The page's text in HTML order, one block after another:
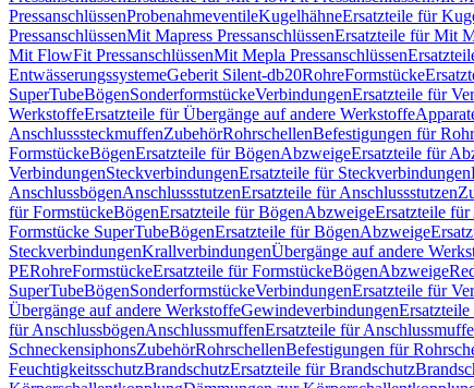
PressanschlüssenProbenahmeventileKugelhähneErsatzteile für
PressanschlüssenMit Mapress PressanschlüssenErsatzteile für Mit
Mit FlowFit PressanschlüssenMit Mepla Pressanschlüssen
EntwässerungssystemeGeberit Silent-db20RohreFormstücke
SuperTubeBögenSonderformstückeVerbindungenErsatzteile für
WerkstoffeErsatzteile für Übergänge auf andere Werkstoffe
AnschlusssteckmuffenZubehörRohrschellenBefestigungen für
FormstückeBögenErsatzteile für BögenAbzweigeErsatzteile für
VerbindungenSteckverbindungenErsatzteile für Steckverbindungen
AnschlussbögenAnschlussstutzenErsatzteile für Anschlussstutzen
für FormstückeBögenErsatzteile für BögenAbzweigeErsatzteile
Formstücke SuperTubeBögenErsatzteile für BögenAbzweige
SteckverbindungenKrallverbindungenÜbergänge auf andere
PERohreFormstückeErsatzteile für FormstückeBögenAbzweige
SuperTubeBögenSonderformstückeVerbindungenErsatzteile für
Übergänge auf andere WerkstoffeGewindeverbindungen
für AnschlussbögenAnschlussmuffenErsatzteile für
SchneckensiphonsZubehörRohrschellenBefestigungen für
FeuchtigkeitsschutzBrandschutzErsatzteile für Brandschutz